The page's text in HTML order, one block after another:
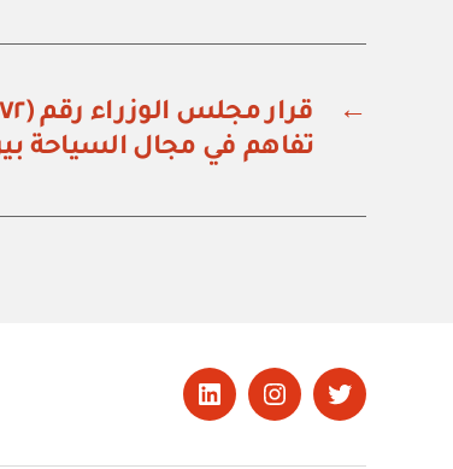
←
تفاهم في مجال السياحة
تويتر Instagram
LinkedIn